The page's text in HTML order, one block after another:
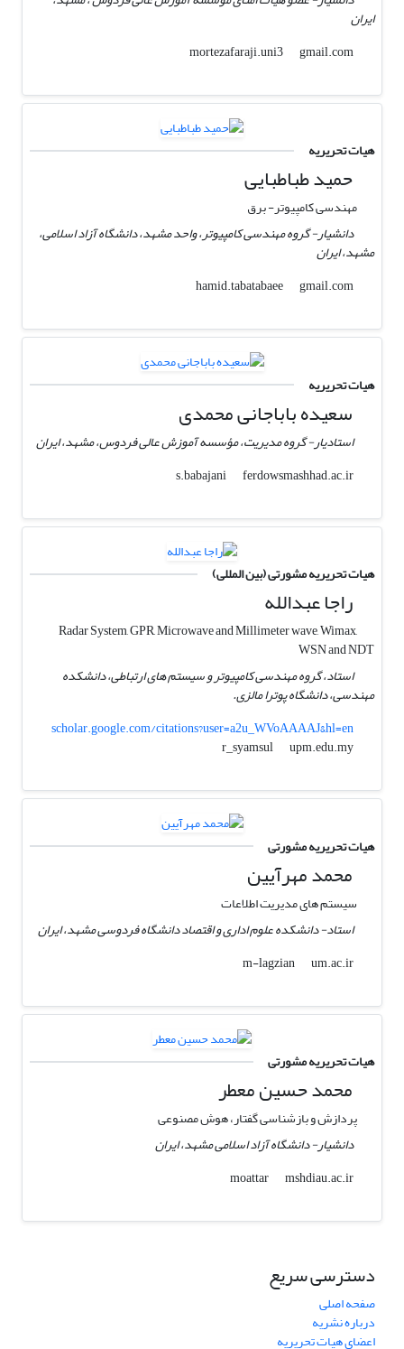
ایران
mortezafaraji.uni3
gmail.com
هیات تحریریه
حمید طباطبایی
مهندسی کامپیوتر- برق
دانشیار- گروه مهندسی کامپیوتر، واحد مشهد، دانشگاه آزاد اسلامی،
مشهد، ایران
hamid.tabatabaee
gmail.com
هیات تحریریه
سعیده باباجانی محمدی
استادیار- گروه مدیریت، مؤسسه آموزش عالی فردوس، مشهد، ایران
s.babajani
ferdowsmashhad.ac.ir
هیات تحریریه مشورتی (بین المللی)
راجا عبدالله
Radar System, GPR, Microwave and Millimeter wave, Wimax,
WSN and NDT
استاد، گروه مهندسی کامپیوتر و سیستم های ارتباطی، دانشکده
مهندسی، دانشگاه پوترا مالزی.
scholar.google.com/citations?user=a2u_WVoAAAAJ&hl=en
r_syamsul
upm.edu.my
هیات تحریریه مشورتی
محمد مهرآیین
سیستم های مدیریت اطلاعات
استاد- دانشکده علوم اداری و اقتصاد دانشگاه فردوسی مشهد، ایران
m-lagzian
um.ac.ir
هیات تحریریه مشورتی
محمد حسین معطر
پردازش و بازشناسی گفتار، هوش­ مصنوعی
دانشیار- دانشگاه آزاد اسلامی مشهد، ایران
moattar
mshdiau.ac.ir
دسترسی سریع
صفحه اصلی
درباره نشریه
اعضای هیات تحریریه